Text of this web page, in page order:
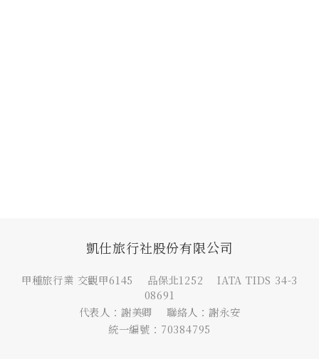
凱仕旅行社股份有限公司
甲種旅行業 交觀甲6145 品保北1252 IATA TIDS 34-3
08691
代表人：謝美卿 聯絡人：謝永安
統一編號：70384795